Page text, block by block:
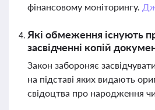
фінансовому моніторингу.
Які обмеження існують
засвідченні копій
Закон забороняє
на підставі яких видають
свідоцтва про народження